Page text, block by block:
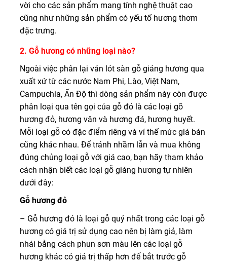
vời cho các sản phẩm mang tính nghệ thuật cao
cũng như những sản phẩm có yếu tố hương thơm
đặc trưng.
2. Gỗ hương có những loại nào?
Ngoài việc phân lại ván lót sàn gỗ giáng hương qua
xuất xứ từ các nước Nam Phi, Lào, Việt Nam,
Campuchia, Ấn Độ thì dòng sản phẩm này còn được
phân loại qua tên gọi của gỗ đó là các loại gõ
hương đỏ, hương vân và hương đá, hương huyết.
Mỗi loại gỗ có đặc điểm riêng và ví thế mức giá bán
cũng khác nhau. Để tránh nhầm lẫn và mua không
đúng chủng loại gỗ với giá cao, bạn hãy tham khảo
cách nhận biết các loại gỗ giáng hương tự nhiên
dưới đây:
Gỗ hương đỏ
– Gỗ hương đỏ là loại gỗ quý nhất trong các loại gỗ
hương có giá trị sử dụng cao nên bị làm giả, làm
nhái bằng cách phun sơn màu lên các loại gỗ
hương khác có giá trị thấp hơn để bắt trước gỗ